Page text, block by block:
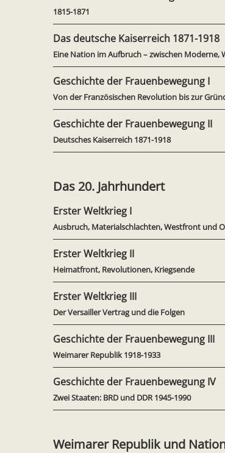
1815-1871
Das deutsche Kaiserreich 1871-1918
Eine Nation im Aufbruch – zwischen
Geschichte der Frauenbewegung I
Von der Französischen Revolution bis zur
Geschichte der Frauenbewegung II
Deutsches Kaiserreich 1871-1918
Das 20. Jahrhundert
Erster Weltkrieg I
Ausbruch, Materialschlachten, Westfront und
Erster Weltkrieg II
Heimatfront, Revolutionen, Kriegsende
Erster Weltkrieg III
Der Versailler Vertrag und die Folgen
Geschichte der Frauenbewegung III
Weimarer Republik 1918-1933
Geschichte der Frauenbewegung IV
Zwei Staaten: BRD und DDR 1945-1990
Weimarer Republik und